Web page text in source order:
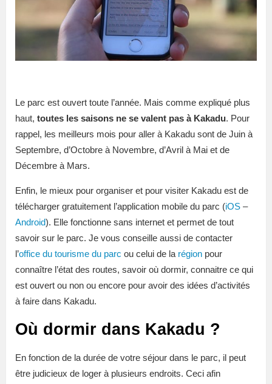
Le parc est ouvert toute l’année. Mais comme expliqué plus
haut, toutes les saisons ne se valent pas à Kakadu. Pour
rappel, les meilleurs mois pour aller à Kakadu sont de Juin à
Septembre, d’Octobre à Novembre, d’Avril à Mai et de
Décembre à Mars.
Enfin, le mieux pour organiser et pour visiter Kakadu est de
télécharger gratuitement l’application mobile du parc (iOS –
Android). Elle fonctionne sans internet et permet de tout
savoir sur le parc. Je vous conseille aussi de contacter
l’office du tourisme du parc ou celui de la région pour
connaître l’état des routes, savoir où dormir, connaitre ce qui
est ouvert ou non ou encore pour avoir des idées d’activités
à faire dans Kakadu.
Où dormir dans Kakadu ?
En fonction de la durée de votre séjour dans le parc, il peut
être judicieux de loger à plusieurs endroits. Ceci afin